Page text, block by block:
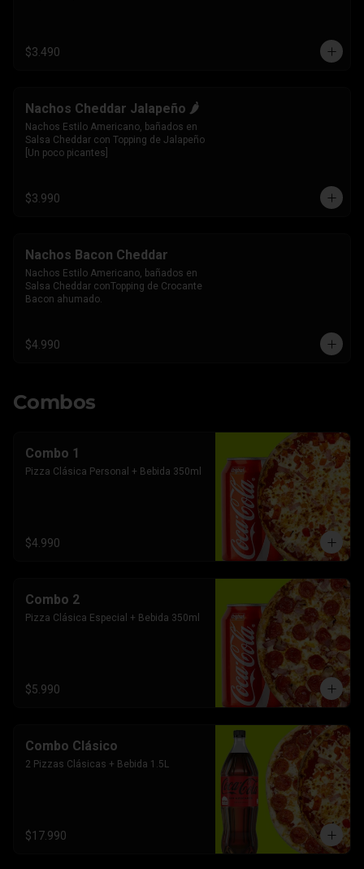
$3.490
Nachos Cheddar Jalapeño 🌶️
Nachos Estilo Americano, bañados en
Salsa Cheddar con Topping de Jalapeño
[Un poco picantes]
$3.990
Nachos Bacon Cheddar
Nachos Estilo Americano, bañados en
Salsa Cheddar conTopping de Crocante
Bacon ahumado.
$4.990
Combos
Combo 1
Pizza Clásica Personal + Bebida 350ml
$4.990
Combo 2
Pizza Clásica Especial + Bebida 350ml
$5.990
Combo Clásico
2 Pizzas Clásicas + Bebida 1.5L
$17.990